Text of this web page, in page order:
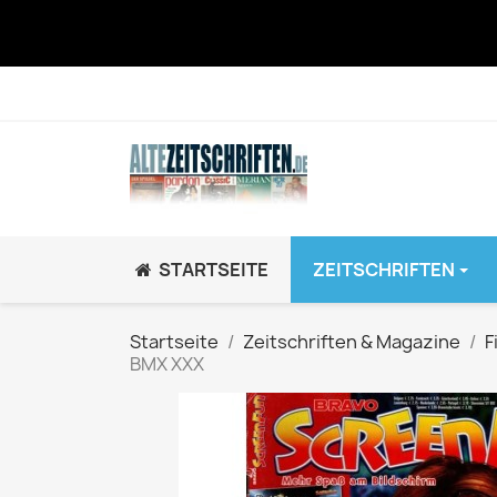
STARTSEITE ZEITSCHRIFTEN
JUGEND /
BRAVO
BRAVO
hey!
Startseite Zeitschriften & Magazine
BMX XXX